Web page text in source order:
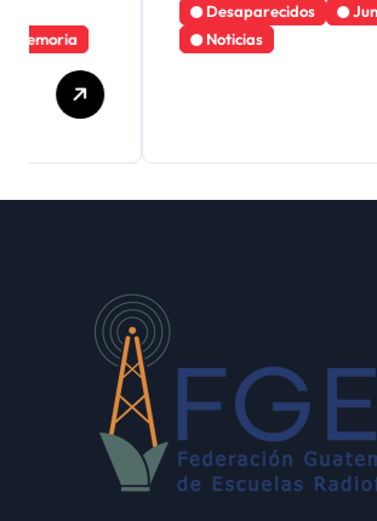
Desaparecidos
Jun Na'oj
Guatemala solicita a
México la creación de un
de migrantes
desaparecidos en 2023